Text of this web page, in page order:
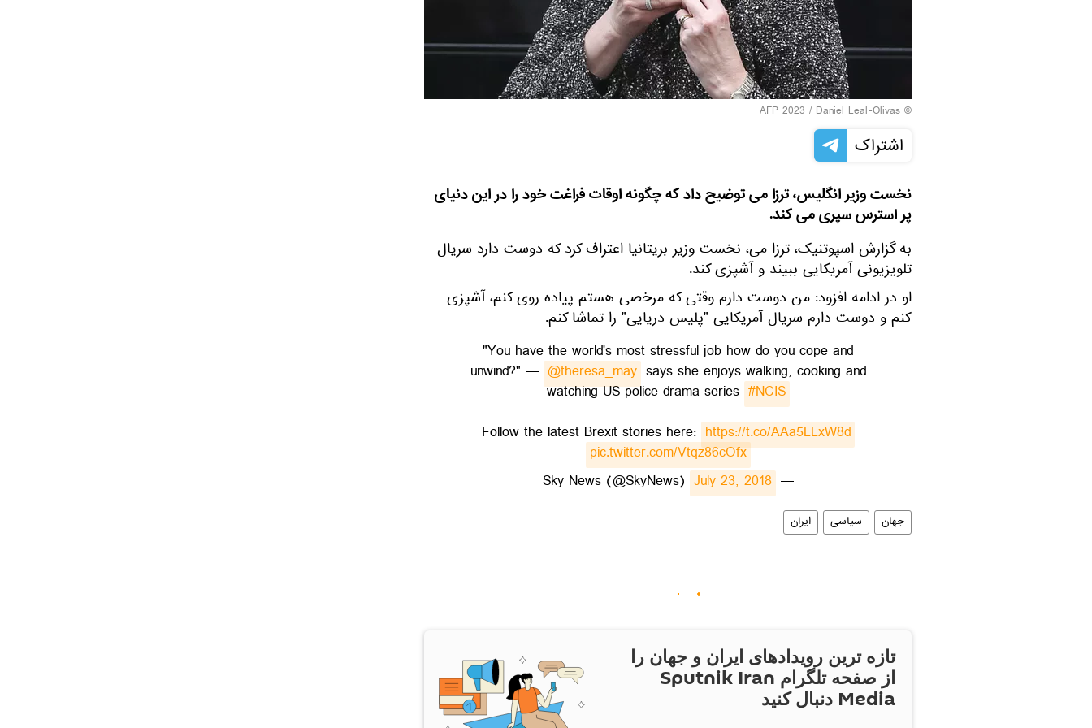
© AFP 2023 / Daniel Leal-Olivas
اشتراک
نخست وزیر انگلیس، ترزا می توضیح داد که چگونه اوقات فراغت خود را در این دنیای
پر استرس سپری می کند.
به گزارش اسپوتنیک، ترزا می، نخست وزیر بریتانیا اعتراف کرد که دوست دارد سریال
تلویزیونی آمریکایی ببیند و آشپزی کند.
او در ادامه افزود: من دوست دارم وقتی که مرخصی هستم پیاده روی کنم، آشپزی
کنم و دوست دارم سریال آمریکایی "پلیس دریایی" را تماشا کنم.
"You have the world's most stressful job how do you cope and
unwind?" — @theresa_may says she enjoys walking, cooking and
watching US police drama series #NCIS
Follow the latest Brexit stories here: https://t.co/AAa5LLxW8d
pic.twitter.com/Vtqz86cOfx
— Sky News (@SkyNews)
July 23, 2018
جهان سیاسی ایران
تازه ترین رویدادهای ایران و جهان را
از صفحه تلگرام Sputnik Iran
Media دنبال کنید